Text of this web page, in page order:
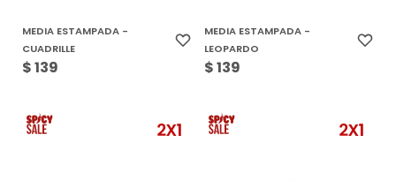
MEDIA ESTAMPADA -
CUADRILLE
$139
MEDIA ESTAMPADA -
LEOPARDO
$139